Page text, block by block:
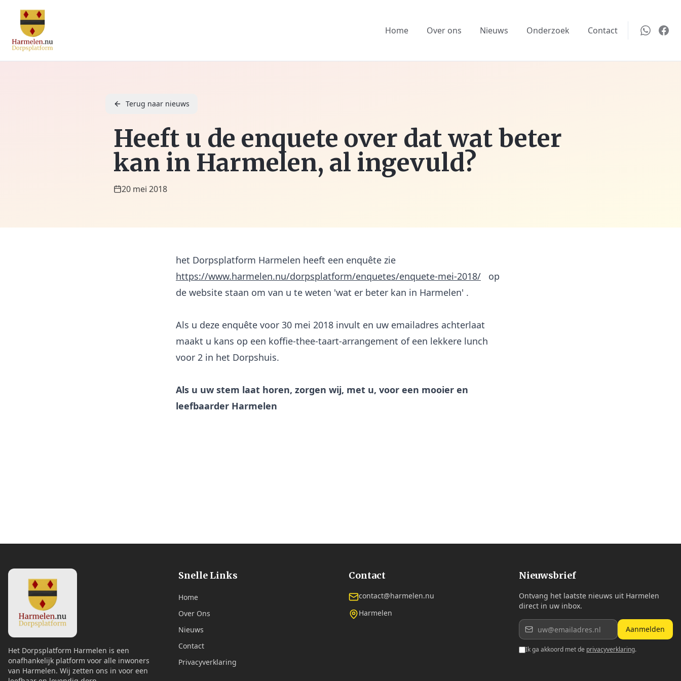
Home Over ons Nieuws Onderzoek Contact
Terug naar nieuws
Heeft u de enquete over dat wat beter
kan in Harmelen, al ingevuld?
20 mei 2018
het Dorpsplatform Harmelen heeft een enquête zie
https://www.harmelen.nu/dorpsplatform/enquetes/enquete-mei-2018/ op
de website staan om van u te weten 'wat er beter kan in Harmelen' .
Als u deze enquête voor 30 mei 2018 invult en uw emailadres achterlaat
maakt u kans op een koffie-thee-taart-arrangement of een lekkere lunch
voor 2 in het Dorpshuis.
Als u uw stem laat horen, zorgen wij, met u, voor een mooier en
leefbaarder Harmelen
Het Dorpsplatform Harmelen is een
onafhankelijk platform voor alle inwoners
van Harmelen. Wij zetten ons in voor een
Snelle Links
Home
Over Ons
Nieuws
Contact
Privacyverklaring
Contact
contact@harmelen.nu
Harmelen
Nieuwsbrief
Ontvang het laatste nieuws uit Harmelen
direct in uw inbox.
Aanmelden
Ik ga akkoord met de privacyverklaring.